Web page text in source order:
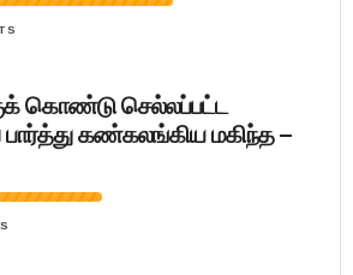
கொண்டு செல்லப்பட்ட
கண்கலங்கிய மகிந்த –